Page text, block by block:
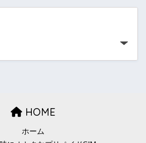
HOME
ホーム